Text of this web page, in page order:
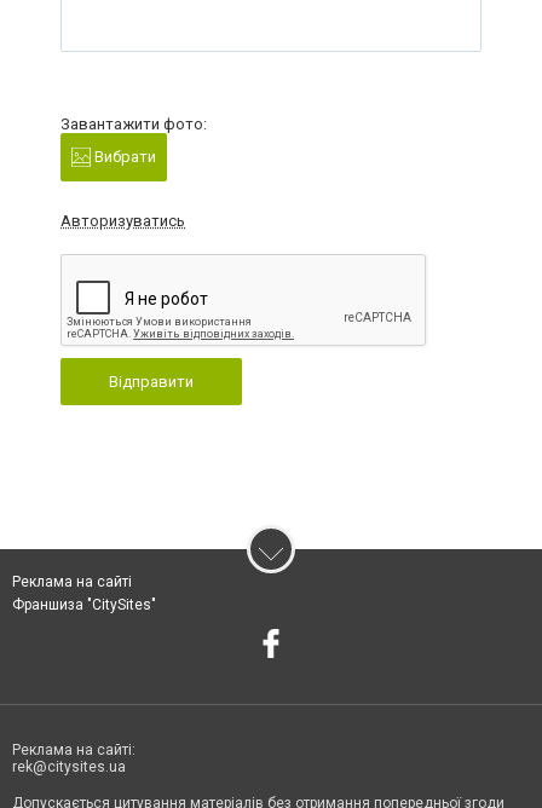
Завантажити фото:
Вибрати
Авторизуватись
Відправити
Реклама на сайті
Франшиза "CitySites"
Реклама на сайті:
rek@citysites.ua
Допускається цитування матеріалів без отримання попередньої згоди